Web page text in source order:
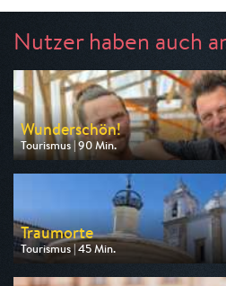
Nutzer haben auch
Wunderschön!
Tourismus | 90 Min.
Ausgestrahlt von WDR
am 06.08.2026, 20:15
Traumorte
Tourismus | 45 Min.
Ausgestrahlt von 3sat
am 07.08.2026, 06:45